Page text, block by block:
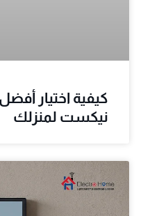
كيفية اختيار
نيكست لمنزلك